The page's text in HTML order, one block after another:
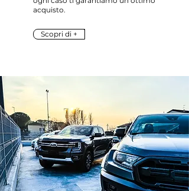
acquisto.
Scopri di +